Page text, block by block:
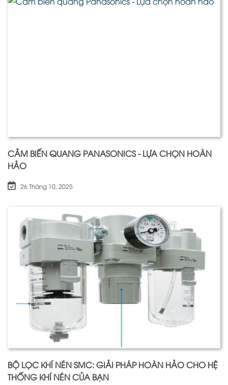
CẢM BIẾN QUANG PANASONICS - LỰA CHỌN HOÀN
HẢO
26 Tháng 10, 2025
BỘ LỌC KHÍ NÉN SMC: GIẢI PHÁP HOÀN HẢO CHO HỆ
THỐNG KHÍ NÉN CỦA BẠN